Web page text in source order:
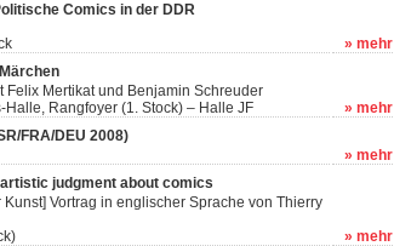
Comics in der DDR
» mehr
Felix Mertikat und Benjamin Schreuder
Rangfoyer (1. Stock) – Halle JF
» mehr
FRA/DEU 2008)
» mehr
judgment about comics
Vortrag in englischer Sprache von Thierry
» mehr